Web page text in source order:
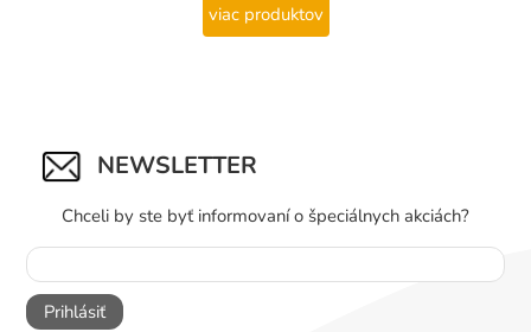
viac produktov
NEWSLETTER
Chceli by ste byť informovaní o špeciálnych akciách?
Prihlásiť